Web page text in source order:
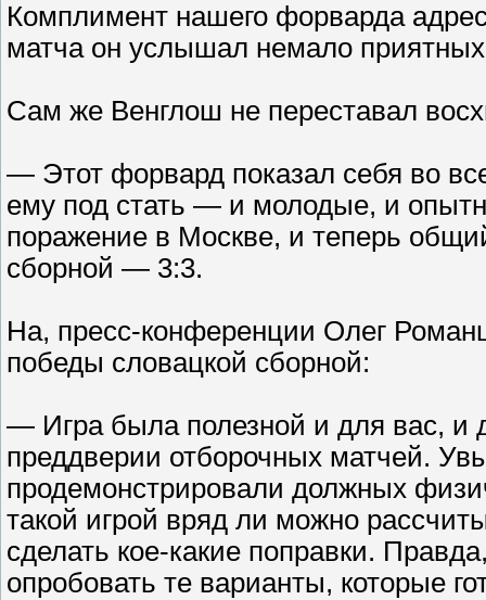
Комплимент нашего форварда
матча он услышал немало
Сам же Венглош не переставал
— Этот форвард показал себя во
ему под стать — и молодые, и
поражение в Москве, и теперь
сборной — 3:3.
На, пресс-конференции Олег
победы словацкой сборной:
— Игра была полезной и для вас, и
преддверии отборочных матчей.
продемонстрировали должных
такой игрой вряд ли можно
сделать кое-какие поправки.
опробовать те варианты, которые